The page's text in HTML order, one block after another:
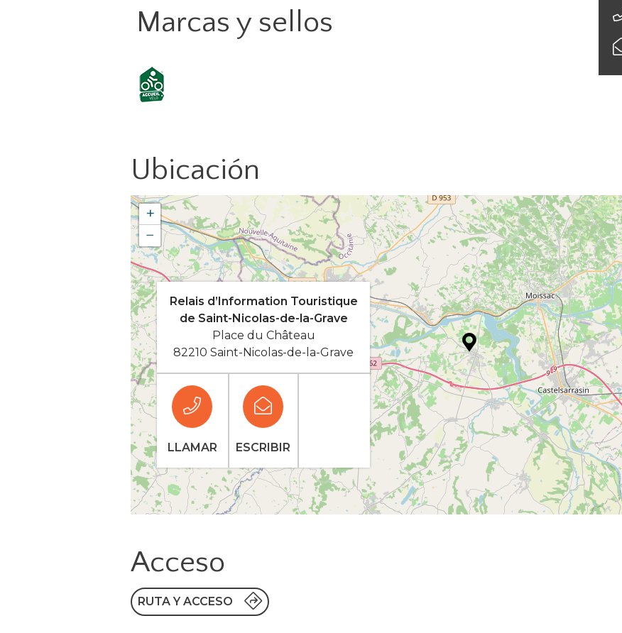
Marcas y sellos
Ubicación
+
−
Relais d’Information Touristique
de Saint-Nicolas-de-la-Grave
Place du Château
82210 Saint-Nicolas-de-la-Grave
LLAMAR ESCRIBIR
Acceso
RUTA Y ACCESO